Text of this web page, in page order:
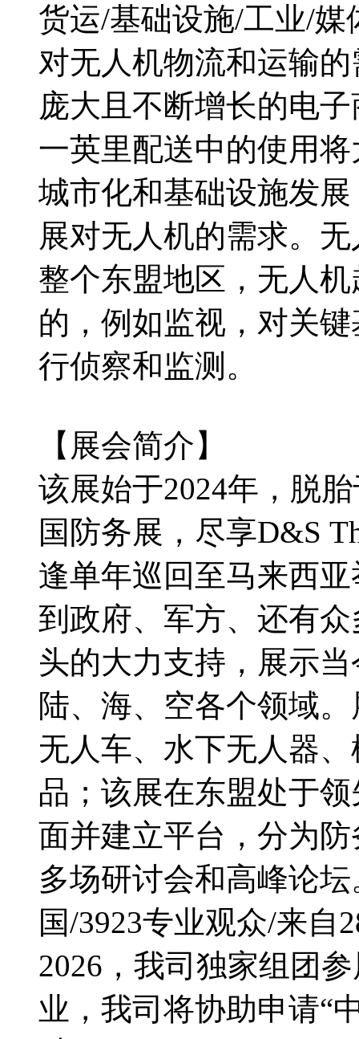
货运/基础设施/工业/
对无人机物流和运输
庞大且不断增长的电
一英里配送中的使用
城市化和基础设施发
展对无人机的需求。
整个东盟地区，无人
的，例如监视，对关
行侦察和监测。
【展会简介】
该展始于2024年，脱
国防务展，尽享D&S
逢单年巡回至马来西
到政府、军方、还有
头的大力支持，展示
陆、海、空各个领域
无人车、水下无人器
品；该展在东盟处于
面并建立平台，分为
多场研讨会和高峰论
国/3923专业观众/来自
2026，我司独家组团
业，我司将协助申请“